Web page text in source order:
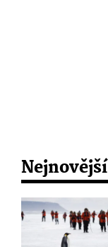
Nejnovější